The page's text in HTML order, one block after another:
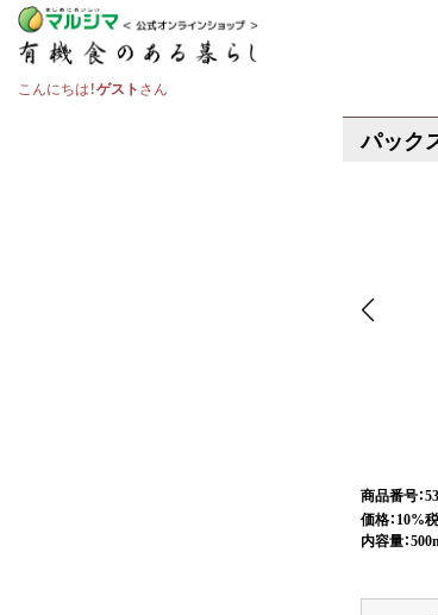
こんにちは！ゲストさん
パック
商品番号：
価格：10%
内容量：